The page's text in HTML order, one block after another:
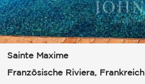
Sainte Maxime
Französische Riviera, Frankreich